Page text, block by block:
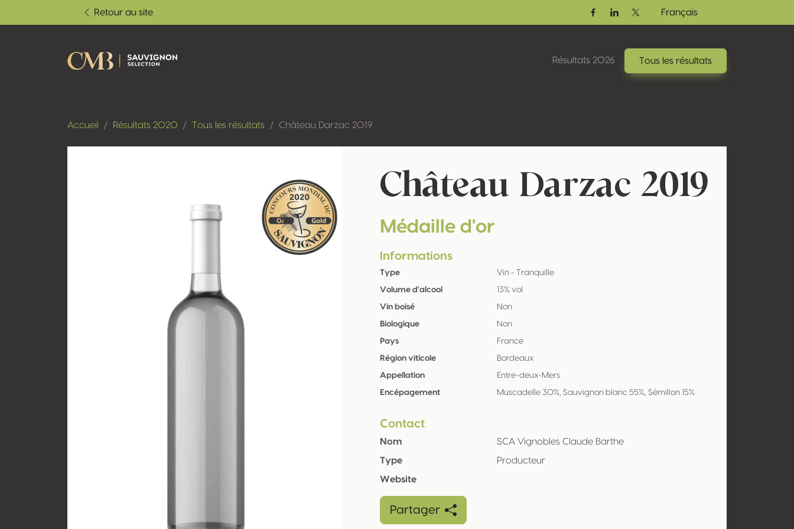
Retour au site
FacebookLinkedinTwitter / X
Français
Résultats 2026 Tous les résultats
Accueil Résultats 2020 Tous les résultats Château Darzac 2019
Château Darzac 2019
Médaille d'or
Informations
Type Vin - Tranquille
Volume d'alcool 13% vol
Vin boisé Non
Biologique Non
Pays France
Région viticole Bordeaux
Appellation Entre-deux-Mers
Encépagement Muscadelle 30%, Sauvignon blanc 55%, Sémillon 15%
Contact
Nom
SCA Vignobles Claude Barthe
Type
Producteur
Website
Partager